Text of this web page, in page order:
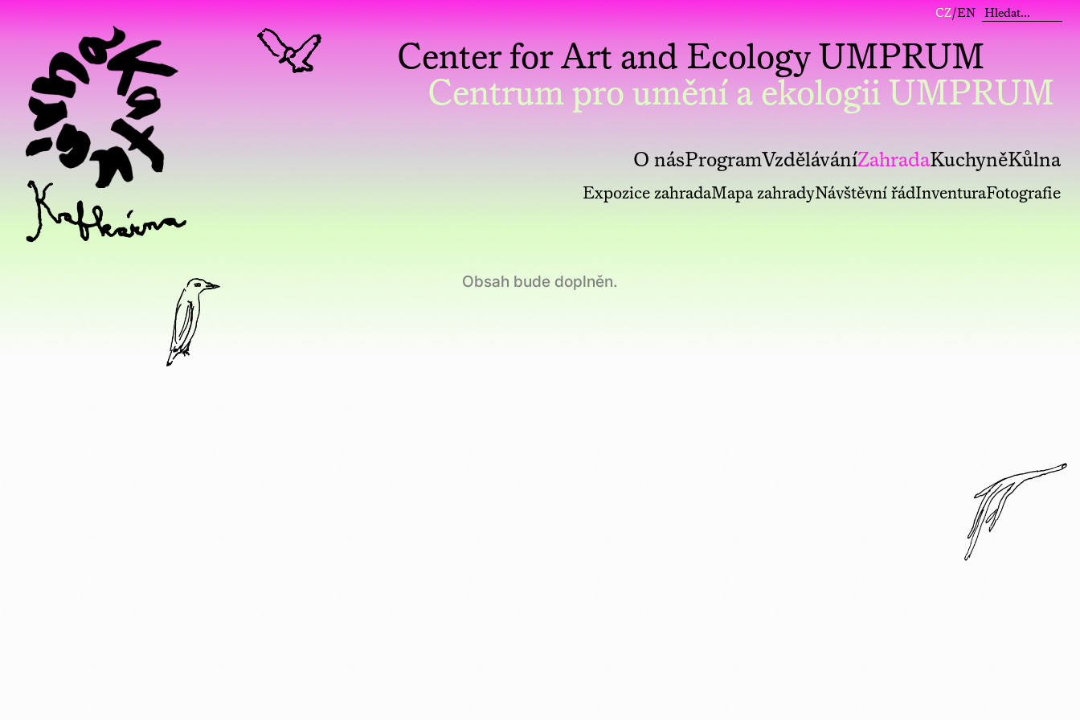
CZ/EN
Center for Art and Ecology UMPRUM
Centrum pro umění a ekologii UMPRUM
O násProgramVzděláváníZahradaKuchyněKůlna
Expozice zahradaMapa zahradyNávštěvní řádInventuraFotografie
Obsah bude doplněn.